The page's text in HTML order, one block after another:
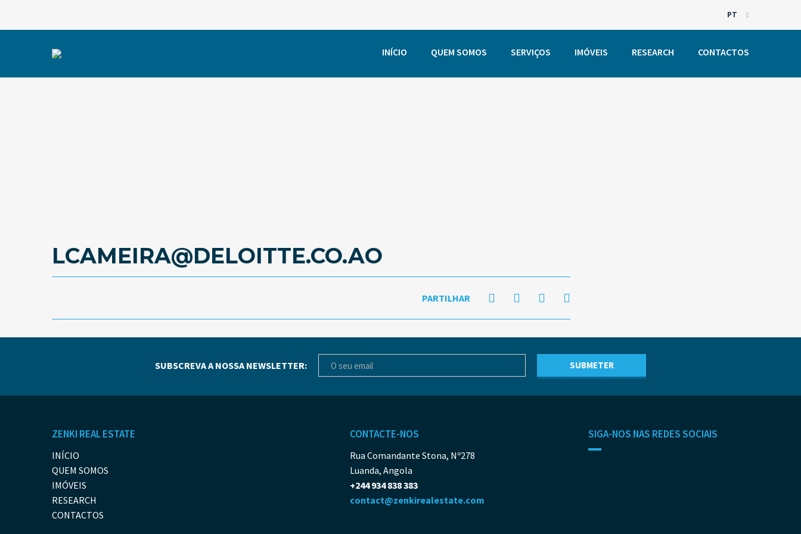
PT
PT
INÍCIO QUEM SOMOS SERVIÇOS IMÓVEIS RESEARCH CONTACTOS
LCAMEIRA@DELOITTE.CO.AO
PARTILHAR
SUBSCREVA A NOSSA NEWSLETTER:
ZENKI REAL ESTATE
INÍCIO
QUEM SOMOS
IMÓVEIS
RESEARCH
CONTACTOS
CONTACTE-NOS
Rua Comandante Stona, Nº278
Luanda, Angola
+244 934 838 383
contact@zenkirealestate.com
SIGA-NOS NAS REDES SOCIAIS